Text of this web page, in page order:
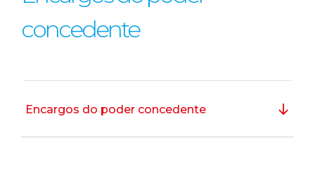
concedente
Encargos do poder concedente